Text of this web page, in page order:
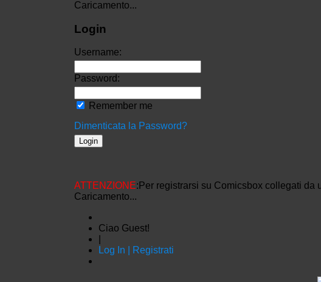
Caricamento...
Login
Username:
Password:
Remember me
Dimenticata la Password?
ATTENZIONE:Per registrarsi su Comicsbox collegati da
Caricamento...
Ciao Guest!
Log In | Registrati